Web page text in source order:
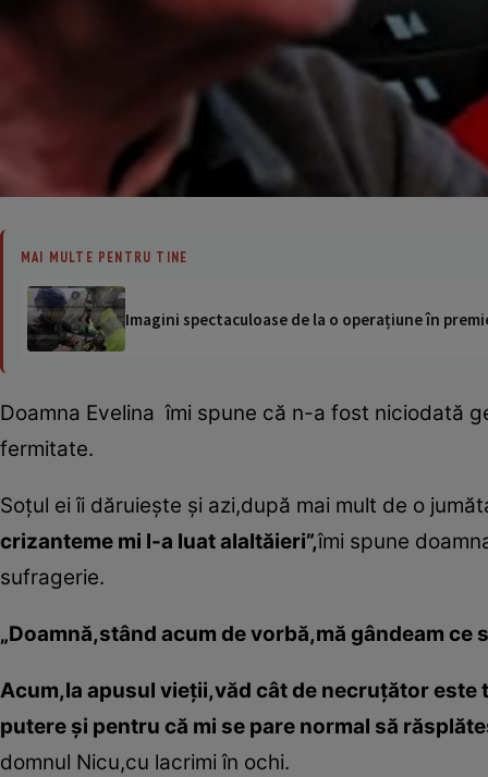
MAI MULTE PENTRU TINE
Imagini spectaculoase de la o operațiune în
Doamna Evelina îmi spune că n-a fost niciodată
fermitate.
Soţul ei îi dăruieşte şi azi,după mai mult de o
crizanteme mi l-a luat alaltăieri”,îmi spune
sufragerie.
„Doamnă,stând acum de vorbă,mă gândeam
Acum,la apusul vieţii,văd cât de necruţător este
putere şi pentru că mi se pare normal să
domnul Nicu,cu lacrimi în ochi.